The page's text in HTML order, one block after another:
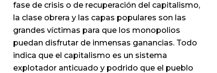
fase de crisis o de recuperación del capitalismo,
la clase obrera y las capas populares son las
grandes víctimas para que los monopolios
puedan disfrutar de inmensas ganancias. Todo
indica que el capitalismo es un sistema
explotador anticuado y podrido que el pueblo